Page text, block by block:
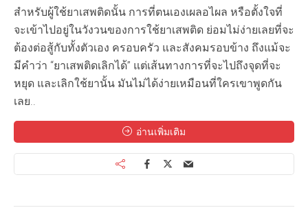
สำหรับผู้ใช้ยาเสพติดนั้น การที่ตนเองเผลอไผล หรือตั้งใจที่
จะเข้าไปอยู่ในวังวนของการใช้ยาเสพติด ย่อมไม่ง่ายเลยที่จะ
ต้องต่อสู้กับทั้งตัวเอง ครอบครัว และสังคมรอบข้าง ถึงแม้จะ
มีคำว่า “ยาเสพติดเลิกได้” แต่เส้นทางการที่จะไปถึงจุดที่จะ
หยุด และเลิกใช้ยานั้น มันไม่ได้ง่ายเหมือนที่ใครเขาพูดกัน
เลย..
อ่านเพิ่มเติม